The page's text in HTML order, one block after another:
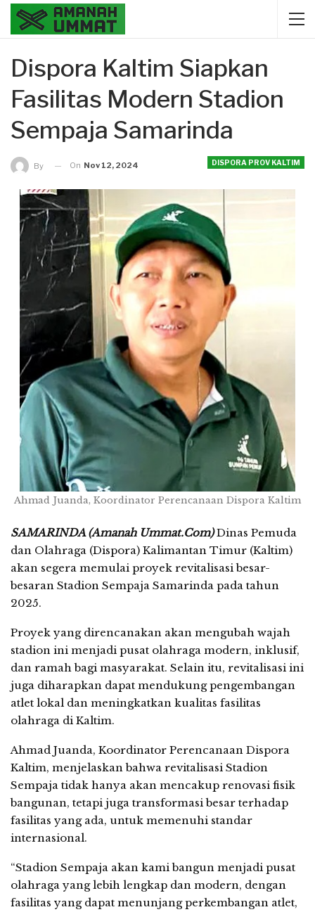
Dispora Kaltim Siapkan
Fasilitas Modern Stadion
Sempaja Samarinda
DISPORA PROV KALTIM
By On Nov 12, 2024
Ahmad Juanda, Koordinator Perencanaan Dispora Kaltim
SAMARINDA (Amanah Ummat.Com)Dinas Pemuda
dan Olahraga (Dispora) Kalimantan Timur (Kaltim)
akan segera memulai proyek revitalisasi besar-
besaran Stadion Sempaja Samarinda pada tahun
2025.
Proyek yang direncanakan akan mengubah wajah
stadion ini menjadi pusat olahraga modern, inklusif,
dan ramah bagi masyarakat. Selain itu, revitalisasi ini
juga diharapkan dapat mendukung pengembangan
atlet lokal dan meningkatkan kualitas fasilitas
olahraga di Kaltim.
Ahmad Juanda, Koordinator Perencanaan Dispora
Kaltim, menjelaskan bahwa revitalisasi Stadion
Sempaja tidak hanya akan mencakup renovasi fisik
bangunan, tetapi juga transformasi besar terhadap
fasilitas yang ada, untuk memenuhi standar
internasional.
“Stadion Sempaja akan kami bangun menjadi pusat
olahraga yang lebih lengkap dan modern, dengan
fasilitas yang dapat menunjang perkembangan atlet,